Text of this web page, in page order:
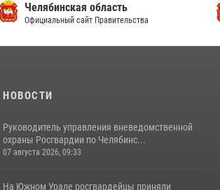
Челябинская область
Официальный сайт Правительства
НОВОСТИ
Руководитель управления вневедомственной
охраны Росгвардии по Челябинс...
07 августа 2026, 09:33
На Южном Урале росгвардейцы приняли